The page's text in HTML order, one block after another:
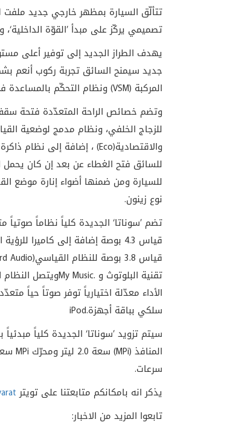
تتألّق السيارة بمظهر خارجي جديد
تصميمي يركّز على مبدأ ’القوّة
يهدف الطراز الجديد إلى توفير أعلى
جديد سيمنح السائق تجربة ركوب أنعم
المركبة (VSM)ونظام التحكّم بالمساعدة
وتضم خصائص الراحة المتعدّدة فتحة سقف
للزجاج الخلفي، ونظام مدمج لوضعية
والاقتصادية(Eco)، إضافة إلى نظام
للسائق فتح الغطاء عن بعد إن كان يحمل
للسيارة ومن ضمنها أضواء إنارة موضع
نوع زينون.
تضم ’سوناتا‘ الجديدة كلياً نظاماً
قياس 4.3 بوصة إضافة إلى كاميرا للرؤية الخلفية وذلك ضمن النظام العالي
قياس 3.8 بوصة للنظام القياسي
Audio)
تقنية البلوتوث و My Music.ويتصل النظام
الأداء معدّلة اختيارياً توفر صوتاً حياً
سلكي بباقة أجهزةiPod.
سيتم تزويد ’سوناتا‘ الجديدة كلياً
المنافذ (MPi) سعة 2.0 ليتر ومحرّك MPi
سرعات.
يذكر انه بامكانكم متابعتنا على تويتر
تابعوا المزيد من الاخبار: